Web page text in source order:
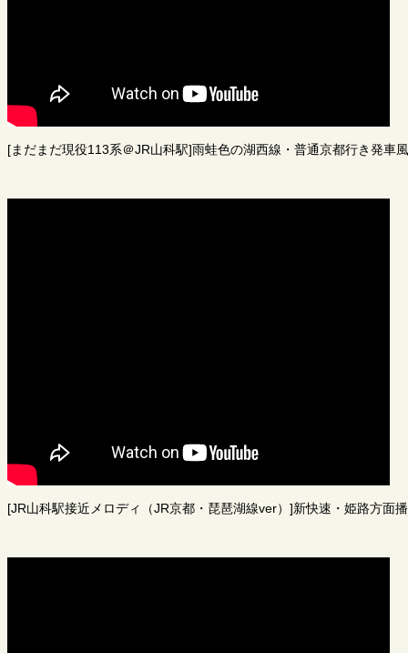
[まだまだ現役113系＠JR山科駅]雨蛙色の湖西線・普通京都行き発車
[JR山科駅接近メロディ（JR京都・琵琶湖線ver）]新快速・姫路方面